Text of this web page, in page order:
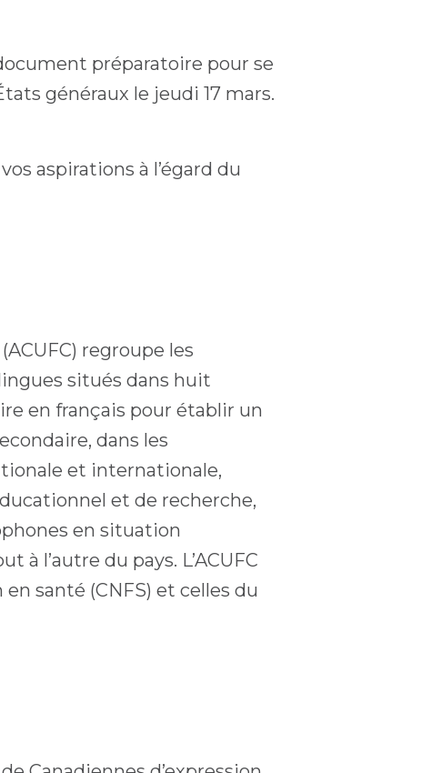
préparatoire pour se
généraux le jeudi 17 mars.
aspirations à l’égard du
regroupe les
situés dans huit
en français pour établir un
dans les
et internationale,
et de recherche,
en situation
l’autre du pays. L’ACUFC
santé (CNFS) et celles du